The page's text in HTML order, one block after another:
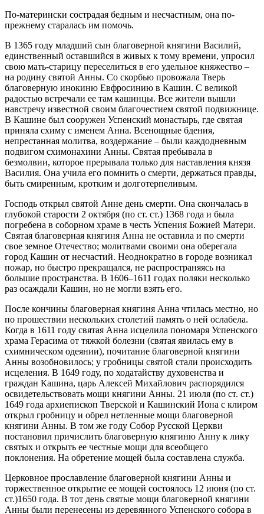
По-матерински сострадая бедным и несчастным, она по-
прежнему старалась им помочь.
В 1365 году младший сын благоверной княгини Василий,
единственный оставшийся в живых к тому времени, упросил
свою мать-старицу переселиться в его удельное княжество –
на родину святой Анны. Со скорбью провожала Тверь
благоверную инокиню Евфросинию в Кашин. С великой
радостью встречали ее там кашинцы. Все жители вышли
навстречу известной своим благочестием святой подвижнице.
В Кашине был сооружен Успенский монастырь, где святая
приняла схиму с именем Анна. Всенощные бдения,
непрестанная молитва, воздержание – были каждодневным
подвигом схимонахини Анны. Святая пребывала в
безмолвии, которое прерывала только для наставления князя
Василия. Она учила его помнить о смерти, держаться правды,
быть смиренным, кротким и долготерпеливым.
Господь открыл святой Анне день смерти. Она скончалась в
глубокой старости 2 октября (по ст. ст.) 1368 года и была
погребена в соборном храме в честь Успения Божией Матери.
Святая благоверная княгиня Анна не оставила и по смерти
свое земное Отечество; молитвами своими она оберегала
город Кашин от несчастий. Неоднократно в городе возникал
пожар, но быстро прекращался, не распространяясь на
большие пространства. В 1606–1611 годах поляки несколько
раз осаждали Кашин, но не могли взять его.
После кончины благоверная княгиня Анна чтилась местно, но
по прошествии нескольких столетий память о ней ослабела.
Когда в 1611 году святая Анна исцелила пономаря Успенского
храма Герасима от тяжкой болезни (святая явилась ему в
схимническом одеянии), почитание благоверной княгини
Анны возобновилось; у гробницы святой стали происходить
исцеления. В 1649 году, по ходатайству духовенства и
граждан Кашина, царь Алексей Михайлович распорядился
освидетельствовать мощи княгини Анны. 21 июля (по ст. ст.)
1649 года архиепископ Тверской и Кашинский Иона с клиром
открыл гробницу и обрел нетленные мощи благоверной
княгини Анны. В том же году Собор Русской Церкви
постановил причислить благоверную княгиню Анну к лику
святых и открыть ее честные мощи для всеобщего
поклонения. На обретение мощей была составлена служба.
Церковное прославление благоверной княгини Анны и
торжественное открытие ее мощей состоялось 12 июня (по ст.
ст.)1650 года. В тот день святые мощи благоверной княгини
Анны были перенесены из деревянного Успенского собора в